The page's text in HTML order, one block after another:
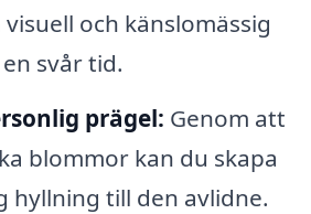
och känslomässig
svår tid.
prägel: Genom att
blommor kan du skapa
hyllning till den avlidne.